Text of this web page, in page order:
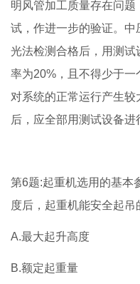
明风管加工质量存在问题
试，作进一步的验证。
光法检测合格后，用测
率为20%，且不得少于
对系统的正常运行产生
后，应全部用测试设备进
第6题:起重机选用的基本
度后，起重机能安全起吊
A.最大起升高度
B.额定起重量